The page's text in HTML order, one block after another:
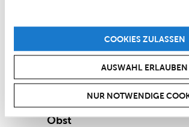
COOKIES ZULASSEN
AUSWAHL ERLAUBEN
NUR NOTWENDIGE
selbst
Hygiene beachten,rohe
zubereiten
bereiten Sie auchFisch und
Obst